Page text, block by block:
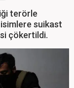
terörle
suikast
çökertildi.